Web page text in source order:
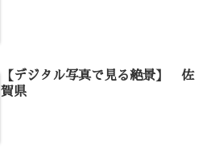
【デジタル写真で見る絶景】 佐
賀県